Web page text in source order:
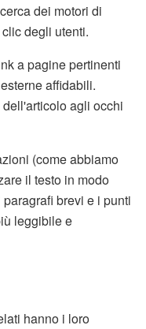
dei motori di
degli utenti.
a pagine pertinenti
affidabili.
agli occhi
(come abbiamo
il testo in modo
brevi e i punti
leggibile e
hanno i loro